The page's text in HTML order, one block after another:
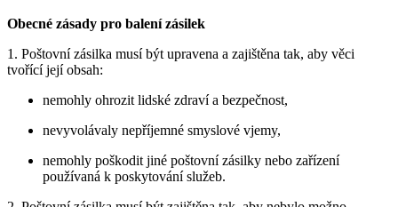
Obecné zásady pro balení zásilek
1. Poštovní zásilka musí být upravena a zajištěna tak, aby věci
tvořící její obsah:
nemohly ohrozit lidské zdraví a bezpečnost,
nevyvolávaly nepříjemné smyslové vjemy,
nemohly poškodit jiné poštovní zásilky nebo zařízení
používaná k poskytování služeb.